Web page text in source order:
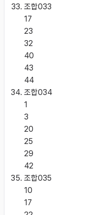
조합033
17
23
32
40
43
44
조합034
1
3
20
25
29
42
조합035
10
17